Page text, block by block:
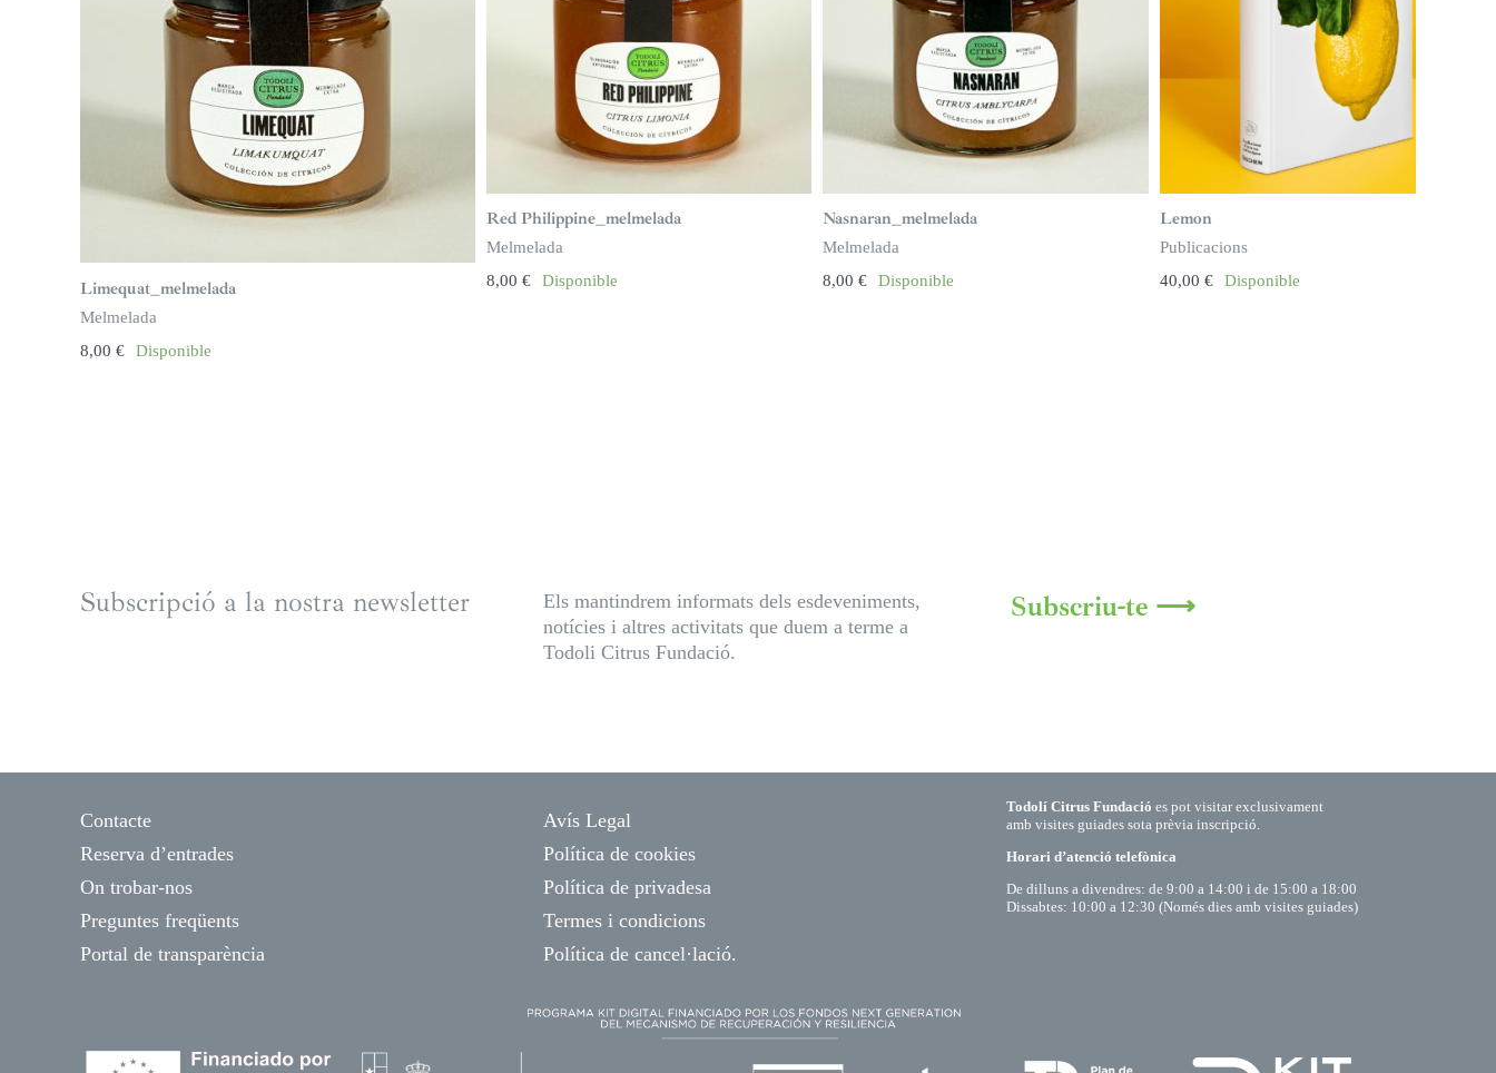
Limequat_melmelada
Melmelada
8,00 € Disponible
Red Philippine_melmelada
Melmelada
8,00 € Disponible
Nasnaran_melmelada
Melmelada
8,00€ Disponible
Lemon
Publicacions
40,00 € Disponible
Subscripció a la nostra newsletter
Els mantindrem informats dels esdeveniments,
notícies i altres activitats que duem a terme a
Todoli Citrus Fundació.
Subscriu-te ⟶
Contacte
Reserva d’entrades
On trobar-nos
Preguntes freqüents
Portal de transparència
Avís Legal
Política de cookies
Política de privadesa
Termes i condicions
Política de cancel·lació.
Todolí Citrus Fundació es pot visitar exclusivament
amb visites guiades sota prèvia inscripció.
Horari d’atenció telefònica
De dilluns a divendres: de 9:00 a 14:00 i de 15:00 a 18:00
Dissabtes: 10:00 a 12:30 (Només dies amb visites guiades)